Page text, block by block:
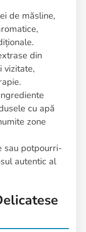
de măsline,
din
vizitate,
cu apă
zone
sau potpourri-
autentic al